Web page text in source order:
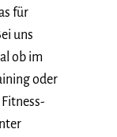
für
uns
ob im
oder